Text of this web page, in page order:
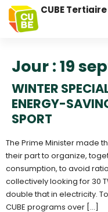
CUBE Tertiaire
Jour : 19
WINTER
ENERGY-
SPORT
The Prime Minister made
their part to organize,
consumption, to avoid
collectively looking for 30
double that in electricity.
CUBE programs over […]